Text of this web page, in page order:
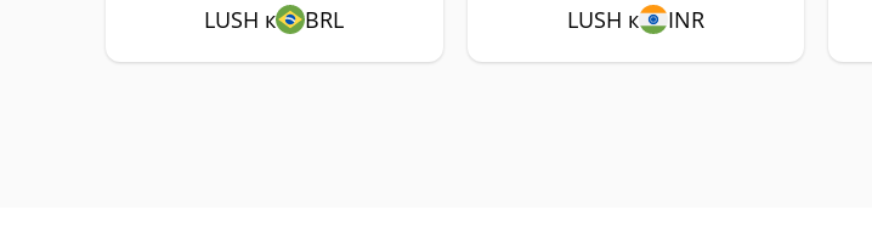
LUSH к BRL LUSH к INR